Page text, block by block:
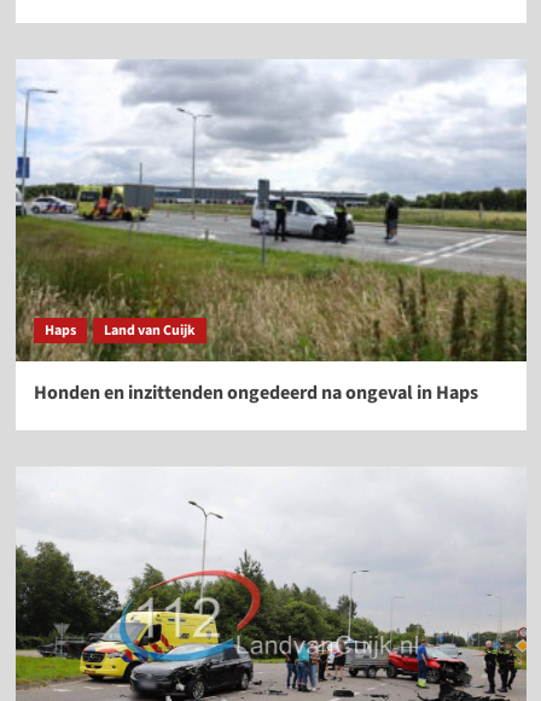
Haps Land van Cuijk
Honden en inzittenden ongedeerd na ongeval in Haps